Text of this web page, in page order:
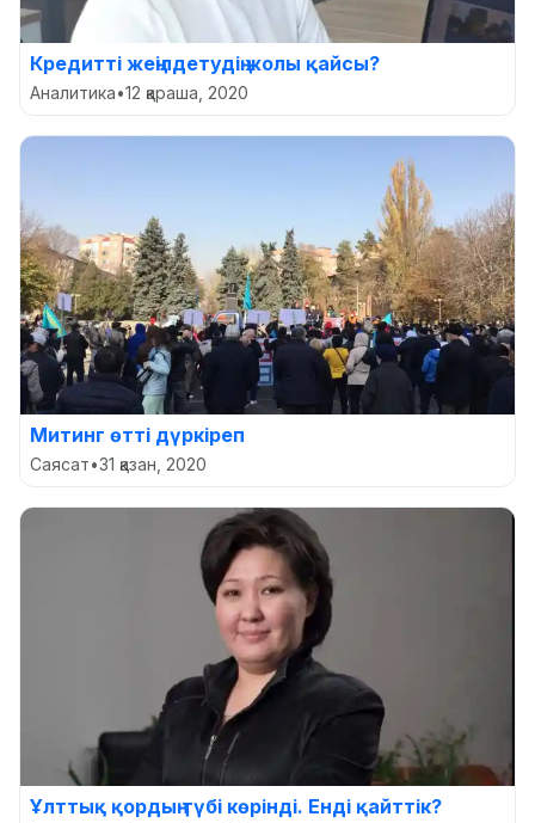
Кредитті жеңілдетудің жолы қайсы?
Аналитика•12 қараша, 2020
Митинг өтті дүркіреп
Саясат•31 қазан, 2020
Ұлттық қордың түбі көрінді. Енді қайттік?